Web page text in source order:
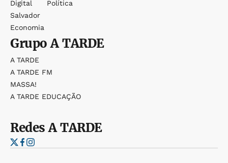
Digital
Salvador
Economia
Política
GrupoA TARDE
A TARDE
A TARDE FM
MASSA!
A TARDE EDUCAÇÃO
RedesA TARDE